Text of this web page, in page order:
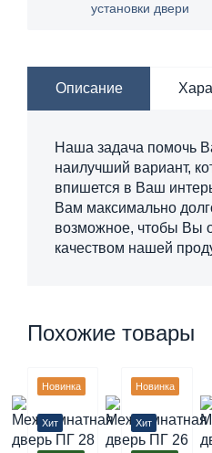
установки двери
Описание
Наша задача помочь
наилучший вариант,
впишется в Ваш
Вам максимально
возможное, чтобы Вы
качеством нашей
Похожие товары
Новинка
Хит
Новинка
Хит